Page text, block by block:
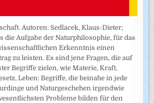
Autoren: Sedlacek, Klaus-Dieter;
die Aufgabe der Naturphilosophie, für das
Erkenntnis einen
zu leisten. Es sind jene Fragen, die auf
Begriffe zielen, wie Materie, Kraft,
Leben: Begriffe, die beinahe in jede
und Naturgeschehen irgendwie
Probleme bilden für den